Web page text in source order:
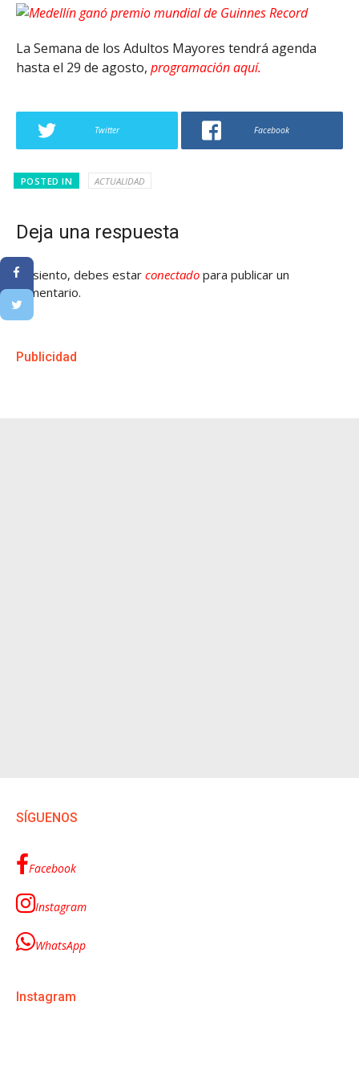
La Semana de los Adultos Mayores tendrá agenda
hasta el 29 de agosto, programación aquí.
Twitter Facebook
POSTED IN ACTUALIDAD
Deja una respuesta
Lo siento, debes estar conectado para publicar un
comentario.
Publicidad
SÍGUENOS
Facebook
Instagram
WhatsApp
Instagram